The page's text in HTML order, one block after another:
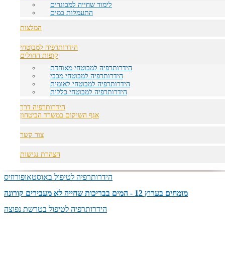
לימוד שחייה למבוגרים
התעמלות במים
המלצות
הידרותרפיה למבוטחי
קופות החולים
הידרותרפיה למבוטחי מאוחדת
הידרותרפיה למבוטחי מכבי
הידרותרפיה למבוטחי לאומית
הידרותרפיה למבוטחי כללית
הידרותרפיה דרך
אגף השיקום במשרד הביטחון
צור קשר
הצהרת נגישות
15 עובדות מעניינות על עולם השחייה
איך שוחים שחיית חזה
איך שוחים שחיית חתירה
איך שוחים שחיית גב
איך שוחים שחיית פרפר
כמה קלוריות שורפים בשחייה
ניקיון המים בבריכה - 7 צעדים למים נקיים
הידרותרפיה לטיפול באוסטאופורוזיס
מומחים בערוץ 12 - המים בבריכות שחייה לא מעבירים קורונה
הידרותרפיה לטיפול בטרשת נפוצה